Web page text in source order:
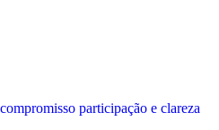
participação e clareza